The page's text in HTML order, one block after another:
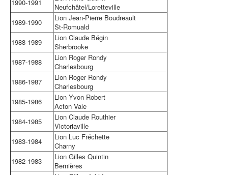
1990-1991
Neufchâtel/Loretteville
1989-1990
Lion Jean-Pierre Boudreault
St-Romuald
1988-1989
Lion Claude Bégin
Sherbrooke
1987-1988
Lion Roger Rondy
Charlesbourg
1986-1987
Lion Roger Rondy
Charlesbourg
1985-1986
Lion Yvon Robert
Acton Vale
1984-1985
Lion Claude Routhier
Victoriaville
1983-1984
Lion Luc Fréchette
Charny
1982-1983
Lion Gilles Quintin
Bernières